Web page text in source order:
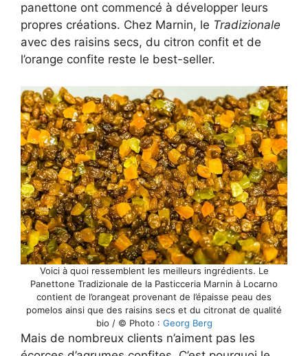
panettone ont commencé à développer leurs
propres créations. Chez Marnin, le Tradizionale
avec des raisins secs, du citron confit et de
l’orange confite reste le best-seller.
Voici à quoi ressemblent les meilleurs ingrédients. Le
Panettone Tradizionale de la Pasticceria Marnin à Locarno
contient de l’orangeat provenant de l’épaisse peau des
pomelos ainsi que des raisins secs et du citronat de qualité
bio / © Photo : Georg Berg
Mais de nombreux clients n’aiment pas les